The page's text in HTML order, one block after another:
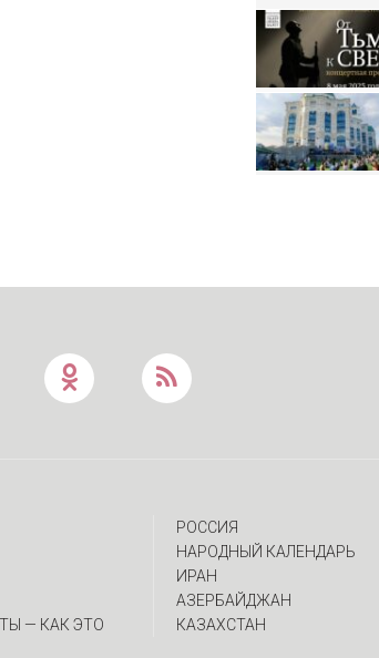
— КАК ЭТО
РОССИЯ
НАРОДНЫЙ КАЛЕНДАРЬ
ИРАН
АЗЕРБАЙДЖАН
КАЗАХСТАН